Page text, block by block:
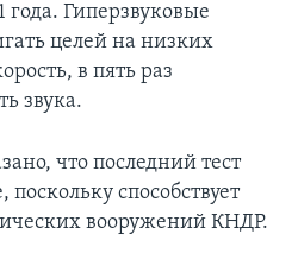
года. Гиперзвуковые
целей на низких
в пять раз
звука.
что последний тест
способствует
вооружений КНДР.